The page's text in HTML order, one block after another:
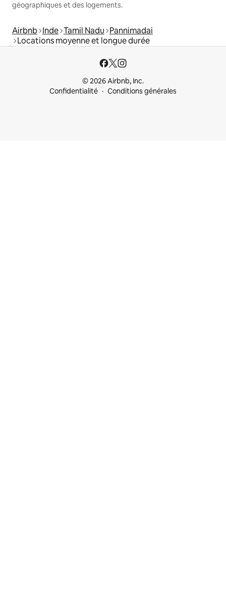
géographiques et des logements.
Airbnb Inde Tamil Nadu Pannimadai
Locations moyenne et longue durée
© 2026 Airbnb, Inc.
Confidentialité
Conditions générales